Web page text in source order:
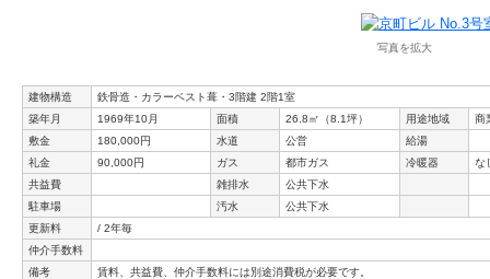
写真を拡大
建物構造
鉄骨造・カラーベスト葺・3階建 2階1室
築年月
1969年10月 面積 26.8㎡（8.1坪） 用途地域
商
敷金
180,000円 水道 公営
給湯
礼金
90,000円 ガス 都市ガス 冷暖器
な
共益費
雑排水
公共下水
駐車場
汚水
公共下水
更新料
/ 2年毎
仲介手数料
備考
賃料、共益費、仲介手数料には別途消費税が必要です。